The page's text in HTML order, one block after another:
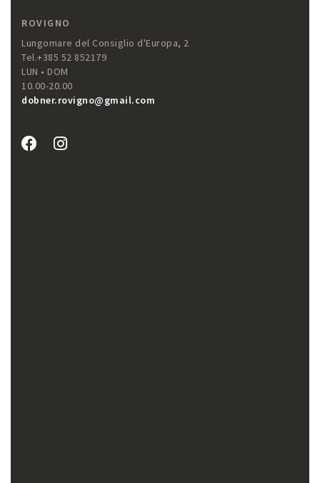
ROVIGNO
Lungomare del Consiglio d'Europa, 2
Tel.+385 52 852179
LUN • DOM
10.00-20.00
dobner.rovigno@gmail.com